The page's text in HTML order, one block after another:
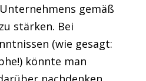
gemäß
stärken. Bei
(wie gesagt:
könnte man